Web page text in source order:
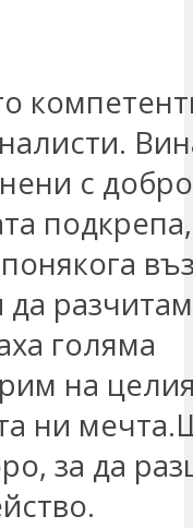
с
голяма
на
ни
за да